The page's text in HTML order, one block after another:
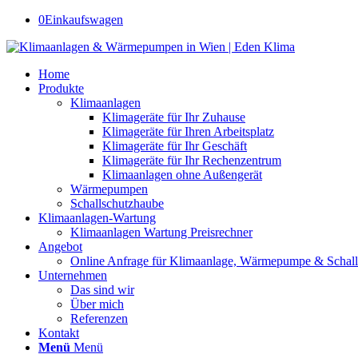
0Einkaufswagen
Home
Produkte
Klimaanlagen
Klimageräte für Ihr Zuhause
Klimageräte für Ihren Arbeitsplatz
Klimageräte für Ihr Geschäft
Klimageräte für Ihr Rechenzentrum
Klimaanlagen ohne Außengerät
Wärmepumpen
Schallschutzhaube
Klimaanlagen-Wartung
Klimaanlagen Wartung Preisrechner
Angebot
Online Anfrage für Klimaanlage, Wärmepumpe &
Unternehmen
Das sind wir
Über mich
Referenzen
Kontakt
Menü Menü